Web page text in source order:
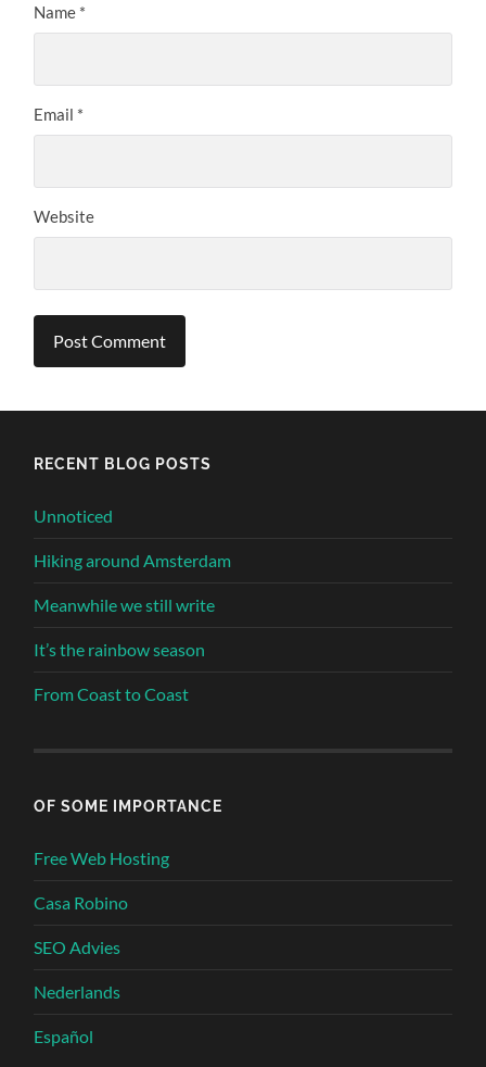
Name *
Email *
Website
RECENT BLOG POSTS
Unnoticed
Hiking around Amsterdam
Meanwhile we still write
It’s the rainbow season
From Coast to Coast
OF SOME IMPORTANCE
Free Web Hosting
Casa Robino
SEO Advies
Nederlands
Español